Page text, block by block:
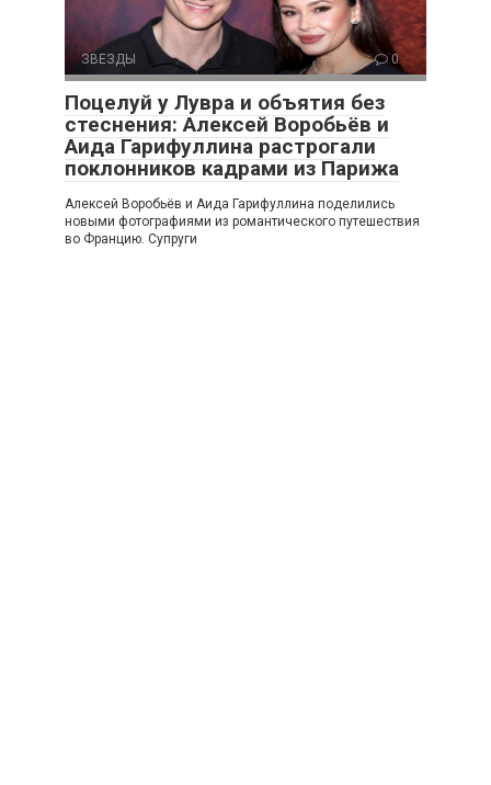
ЗВЕЗДЫ 0
Поцелуй у Лувра и объятия без
стеснения: Алексей Воробьёв и
Аида Гарифуллина растрогали
поклонников кадрами из Парижа
Алексей Воробьёв и Аида Гарифуллина поделились
новыми фотографиями из романтического путешествия
во Францию. Супруги